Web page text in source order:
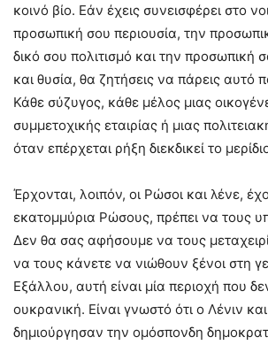
κοινό βίο. Εάν έχεις συνεισφέρει στο
προσωπική σου περιουσία, την
δικό σου πολιτισμό και την προσωπική
και θυσία, θα ζητήσεις να πάρεις αυτό
Κάθε σύζυγος, κάθε μέλος μιας
συμμετοχικής εταιρίας ή μιας
όταν επέρχεται ρήξη διεκδικεί το
Έρχονται, λοιπόν, οι Ρώσοι και λένε,
εκατομμύρια Ρώσους, πρέπει να τους
Δεν θα σας αφήσουμε να τους
να τους κάνετε να νιώθουν ξένοι στη
Εξάλλου, αυτή είναι μία περιοχή που
ουκρανική. Είναι γνωστό ότι ο Λένιν
δημιούργησαν την ομόσπονδη